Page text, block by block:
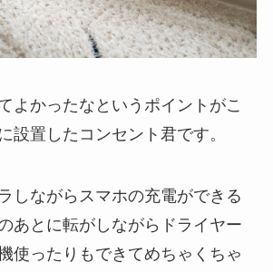
よかったなというポイントがこ
設置したコンセント君です。
しながらスマホの充電ができる
あとに転がしながらドライヤー
使ったりもできてめちゃくちゃ